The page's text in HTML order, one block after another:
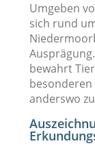
Umgeben
sich rund
bewahrt
anderswo